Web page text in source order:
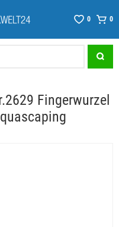
0 0
Fingerwurzel